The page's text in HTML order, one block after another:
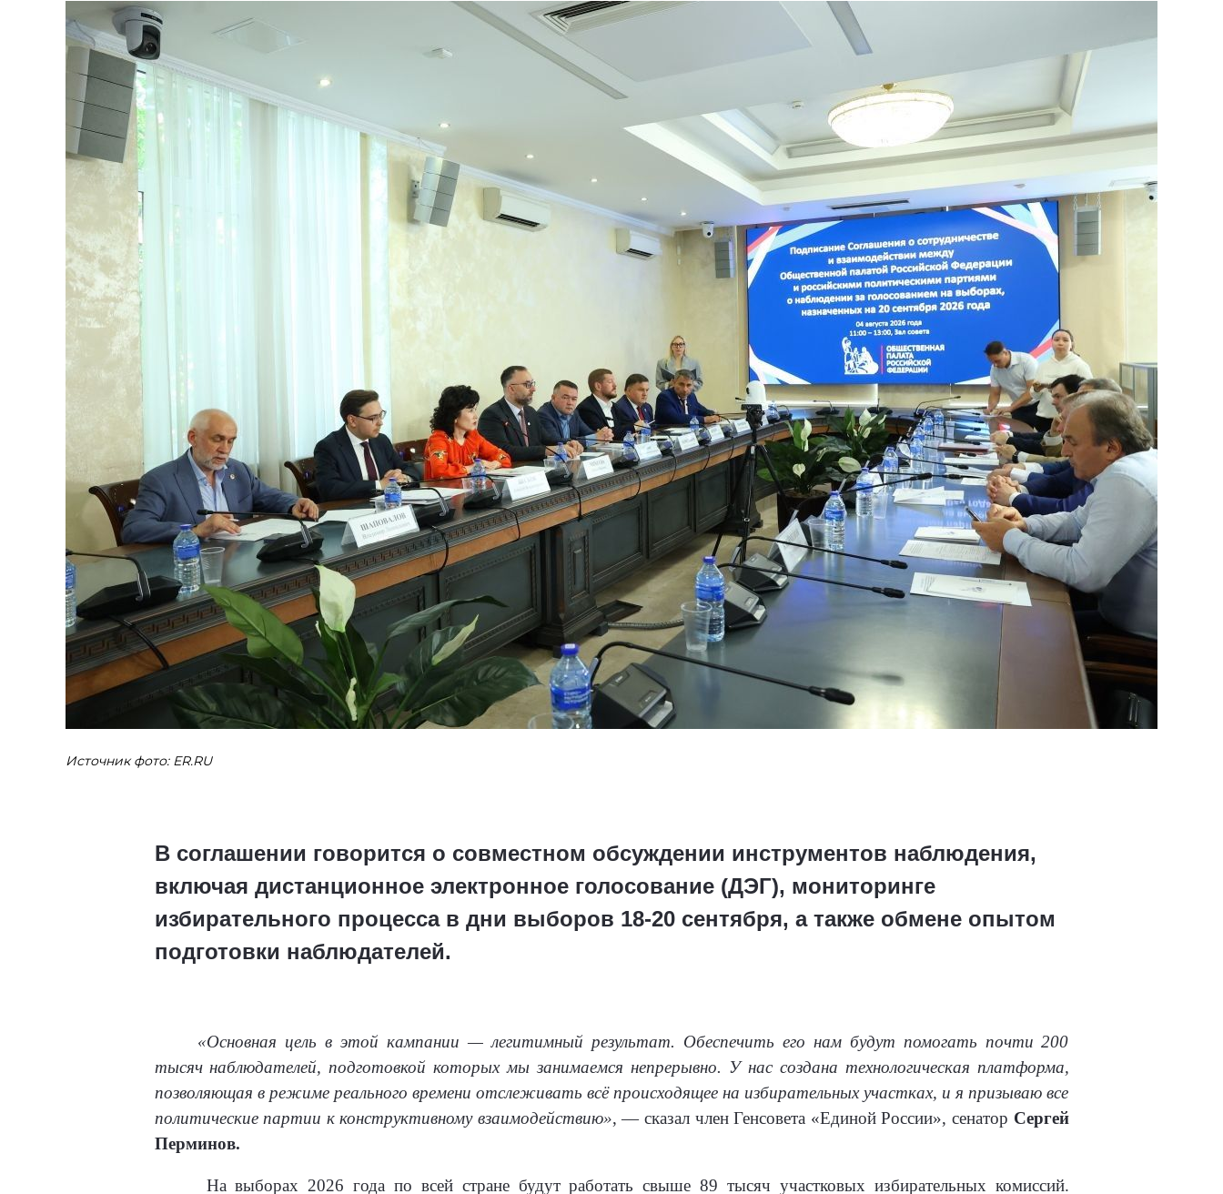
Источник фото: ER.RU
В соглашении говорится о совместном обсуждении инструментов наблюдения,
включая дистанционное электронное голосование (ДЭГ), мониторинге
избирательного процесса в дни выборов 18-20 сентября, а также обмене опытом
подготовки наблюдателей.
«Основная цель в этой кампании — легитимный результат. Обеспечить его нам будут помогать почти 200
тысяч наблюдателей, подготовкой которых мы занимаемся непрерывно. У нас создана технологическая платформа,
позволяющая в режиме реального времени отслеживать всё происходящее на избирательных участках, и я призываю все
политические партии к конструктивному взаимодействию», — сказал член Генсовета «Единой России», сенатор Сергей
Перминов.
На выборах 2026 года по всей стране будут работать свыше 89 тысяч участковых избирательных комиссий.